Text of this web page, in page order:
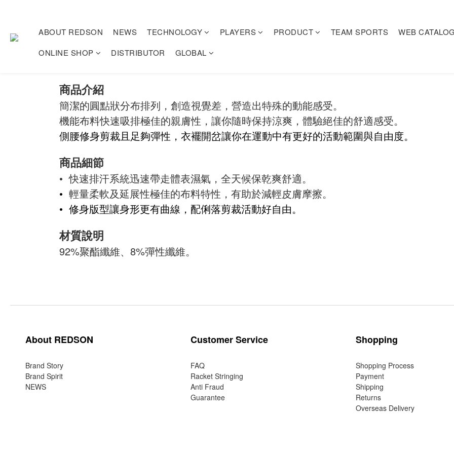
ABOUT REDSON NEWS TECHNOLOGY PLAYERS PRODUCT TEAM SPORTS
WEB
ONLINE SHOP
DISTRIBUTOR GLOBAL
商品介紹
簡潔的圓點狀分布排列，創造視覺差，營造出特殊的動能感受。
機能布料快速吸排極佳的親膚性，讓你隨時保持涼爽，體驗絕佳的舒適感受。
側腰修身剪裁且足夠彈性，衣襬開岔讓你在運動中有更好的活動範圍與自由度。
商品細節
• 快速排汗系統迅速帶走體表濕氣，全天候保乾爽舒適。
• 輕量柔軟及延展性極佳的布料特性，有助於減輕皮膚摩擦。
• 修身版型讓身形更有曲線，配俐落剪裁活動好自由。
材質說明
92%聚酯纖維、8%彈性纖維。
About REDSON
Brand Story
Brand Spirit
NEWS
Customer Service
FAQ
Racket Stringing
Anti Fraud
Guarantee
Shopping
Shopping Process
Payment
Shipping
Returns
Overseas Delivery